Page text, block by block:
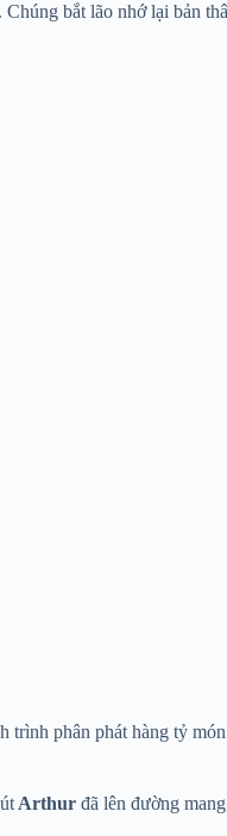
bắt lão nhớ lại bản
phân phát hàng tỷ
Arthur đã lên đường